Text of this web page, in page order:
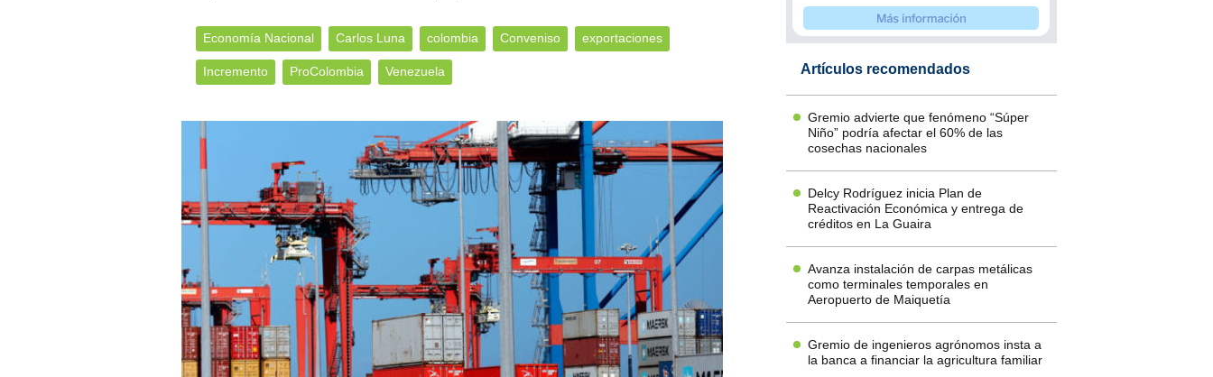
Economía Nacional Carlos Luna colombia Conveniso exportaciones
Incremento ProColombia Venezuela Artículos recomendados
Gremio advierte que fenómeno “Súper
Niño” podría afectar el 60% de las
cosechas nacionales
Delcy Rodríguez inicia Plan de
Reactivación Económica y entrega de
créditos en La Guaira
Avanza instalación de carpas metálicas
como terminales temporales en
Aeropuerto de Maiquetía
Gremio de ingenieros agrónomos insta a
la banca a financiar la agricultura familiar